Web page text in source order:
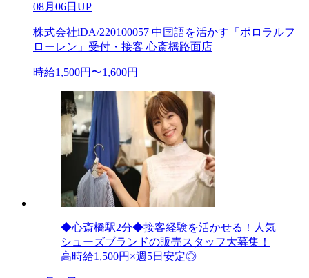
08月06日UP
株式会社iDA/220100057 中国語を活かす「ポロラルフ
ローレン」受付・接客 心斎橋路面店
時給1,500円〜1,600円
◆心斎橋駅2分◆接客経験を活かせる！人気
シューズブランドの販売スタッフ大募集！
高時給1,500円×週5日安定◎